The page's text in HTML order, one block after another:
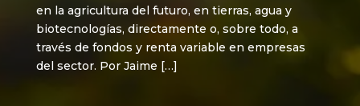
en la agricultura del futuro, en tierras, agua y
biotecnologías, directamente o, sobre todo, a
través de fondos y renta variable en empresas
del sector. Por Jaime […]